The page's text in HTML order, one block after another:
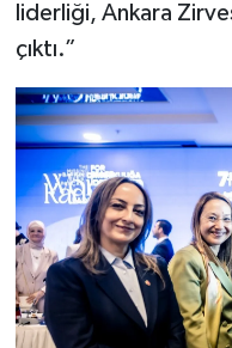
liderliği, Ankara
çıktı.”